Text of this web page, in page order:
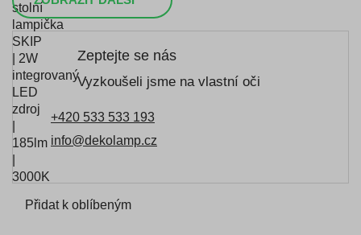
Zeptejte se nás
Vyzkoušeli jsme na vlastní oči
+420 533 533 193
info@dekolamp.cz
Přidat k oblíbeným